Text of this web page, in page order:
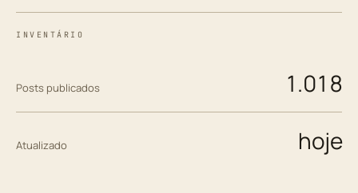
INVENTÁRIO
Posts publicados 1.018
Atualizado hoje